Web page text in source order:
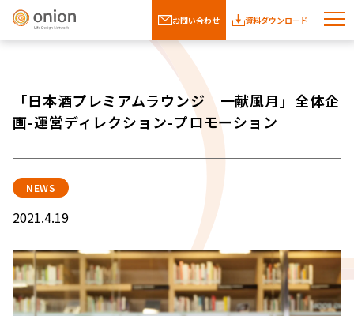
お問い合わせ 資料ダウンロード
「日本酒プレミアムラウンジ 一献風月」全体企
画-運営ディレクション-プロモーション
NEWS
2021.4.19